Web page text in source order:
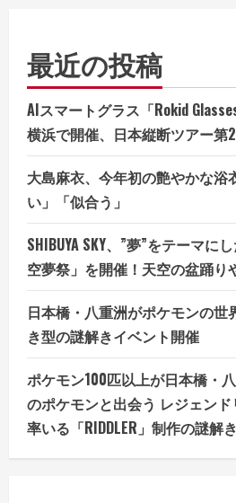
最近の投稿
AIスマートグラス「Rokid
横浜で開催、日本縦断ツアー第
大島麻衣、今年初の艶やかな浴
い」「似合う」
SHIBUYA SKY、”夢”をテーマに
空夢祭」を開催！天空の盆踊り
日本橋・八重洲がポケモンの世
き型の謎解きイベント開催
ポケモン100匹以上が日本橋・
のポケモンと出会う レジェン
率いる「RIDDLER」制作の謎解